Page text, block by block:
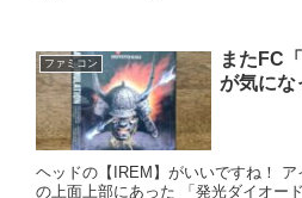
ファミコン
またFC
が気にな
ヘッドの【IREM】がいいですね！
の上面上部にあった 「発光ダイオー